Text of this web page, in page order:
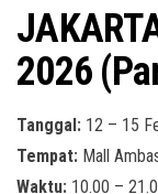
2026
Tanggal: 12 – 15
Tempat: Mall
Waktu: 10.00 –